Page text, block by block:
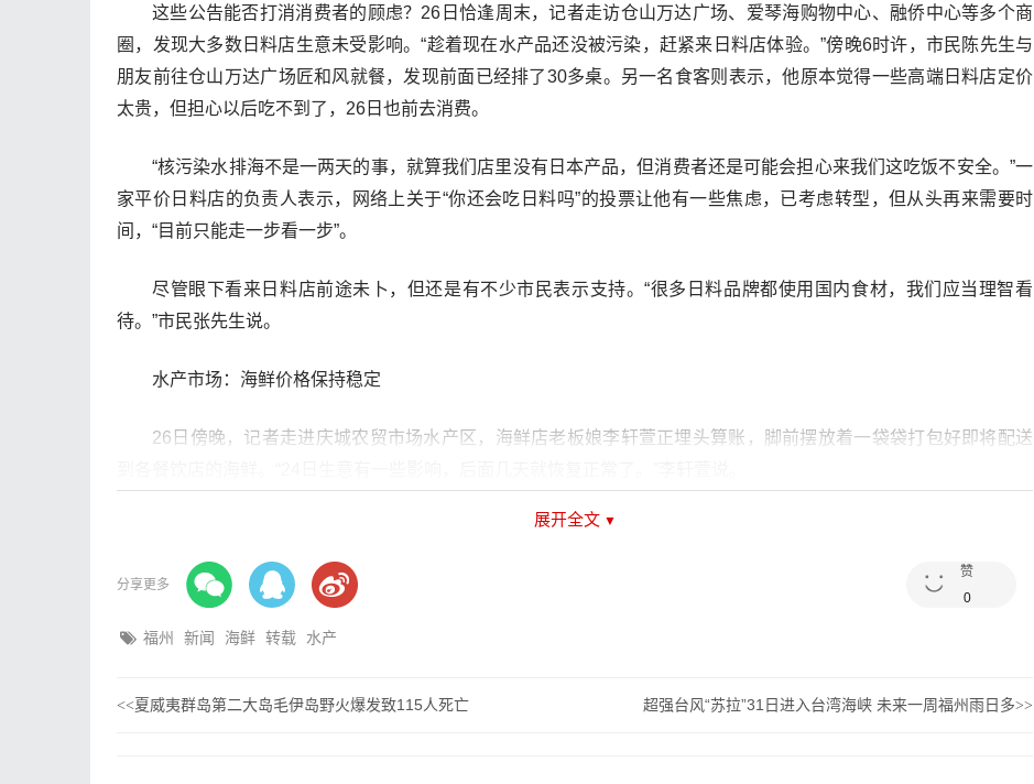
这些公告能否打消消费者的顾虑？26日恰逢周末，记者走访仓山万达广场、爱琴海购物中心、融侨中心等多个商
圈，发现大多数日料店生意未受影响。“趁着现在水产品还没被污染，赶紧来日料店体验。”傍晚6时许，市民陈先生与
朋友前往仓山万达广场匠和风就餐，发现前面已经排了30多桌。另一名食客则表示，他原本觉得一些高端日料店定价
太贵，但担心以后吃不到了，26日也前去消费。
“核污染水排海不是一两天的事，就算我们店里没有日本产品，但消费者还是可能会担心来我们这吃饭不安全。”一
家平价日料店的负责人表示，网络上关于“你还会吃日料吗”的投票让他有一些焦虑，已考虑转型，但从头再来需要时
间，“目前只能走一步看一步”。
尽管眼下看来日料店前途未卜，但还是有不少市民表示支持。“很多日料品牌都使用国内食材，我们应当理智看
待。”市民张先生说。
水产市场：海鲜价格保持稳定
26日傍晚，记者走进庆城农贸市场水产区，海鲜店老板娘李轩萱正埋头算账，脚前摆放着一袋袋打包好即将配送
鼓楼区肃威路多家海鲜店内，不少市民在购买海鲜，生意不输以往。记者注意到，这里售卖的海鲜多产自霞浦、连
江、宁德等地周边海域。商家表示，这几天市场价格保持稳定。
鱼店的吴先生说，这两天有一些消费者大量买鱼，“有的人一口气买了五六百元的小鲳鱼”。
商超：未经营日本水产品
展开全文
分享更多
赞
0
福州 新闻 海鲜 转载 水产
<<夏威夷群岛第二大岛毛伊岛野火爆发致115人死亡 超强台风“苏拉”31日进入台湾海峡 未来一周福州雨日多>>